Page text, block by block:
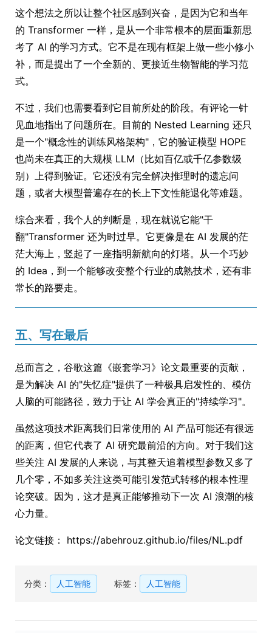
这个想法之所以让整个社区感到兴奋，是因为它和当年
的 Transformer 一样，是从一个非常根本的层面重新思
考了 AI 的学习方式。它不是在现有框架上做一些小修小
补，而是提出了一个全新的、更接近生物智能的学习范
式。
不过，我们也需要看到它目前所处的阶段。有评论一针
见血地指出了问题所在。目前的 Nested Learning 还只
是一个"概念性的训练风格架构"，它的验证模型 HOPE
也尚未在真正的大规模 LLM（比如百亿或千亿参数级
别）上得到验证。它还没有完全解决推理时的遗忘问
题，或者大模型普遍存在的长上下文性能退化等难题。
综合来看，我个人的判断是，现在就说它能"干
翻"Transformer 还为时过早。它更像是在 AI 发展的茫
茫大海上，竖起了一座指明新航向的灯塔。从一个巧妙
的 Idea，到一个能够改变整个行业的成熟技术，还有非
常长的路要走。
五、写在最后
总而言之，谷歌这篇《嵌套学习》论文最重要的贡献，
是为解决 AI 的"失忆症"提供了一种极具启发性的、模仿
人脑的可能路径，致力于让 AI 学会真正的"持续学习"。
虽然这项技术距离我们日常使用的 AI 产品可能还有很远
的距离，但它代表了 AI 研究最前沿的方向。对于我们这
些关注 AI 发展的人来说，与其整天追着模型参数又多了
几个零，不如多关注这类可能引发范式转移的根本性理
论突破。因为，这才是真正能够推动下一次 AI 浪潮的核
心力量。
论文链接： https://abehrouz.github.io/files/NL.pdf
分类： 人工智能 标签： 人工智能